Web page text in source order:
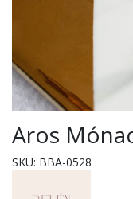
Aros
SKU: BBA-0528